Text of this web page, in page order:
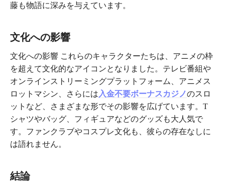
藤も物語に深みを与えています。
文化への影響
文化への影響 これらのキャラクターたちは、アニメの枠
を超えて文化的なアイコンとなりました。テレビ番組や
オンラインストリーミングプラットフォーム、アニメス
ロットマシン、さらには 入金不要ボーナスカジノのスロ
ットなど、さまざまな形でその影響を広げています。T
シャツやバッグ、フィギュアなどのグッズも大人気で
す。ファンクラブやコスプレ文化も、彼らの存在なしに
は語れません。
結論